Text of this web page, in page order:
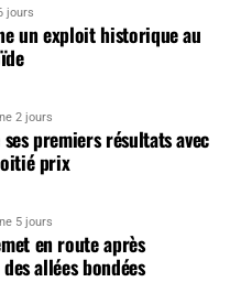
jours
un exploit historique au
2 jours
premiers résultats avec
prix
5 jours
en route après
allées bondées